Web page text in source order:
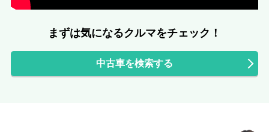
まずは気になるクルマをチェック！
中古車を検索する